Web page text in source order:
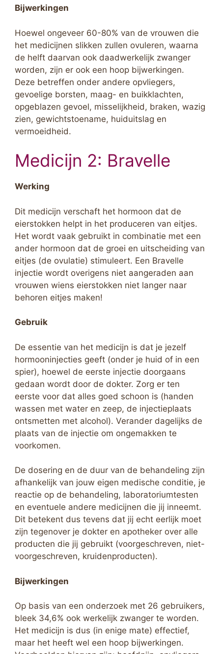
Bijwerkingen
Hoewel ongeveer 60-80% van de vrouwen die
het medicijnen slikken zullen ovuleren, waarna
de helft daarvan ook daadwerkelijk zwanger
worden, zijn er ook een hoop bijwerkingen.
Deze betreffen onder andere opvliegers,
gevoelige borsten, maag- en buikklachten,
opgeblazen gevoel, misselijkheid, braken, wazig
zien, gewichtstoename, huiduitslag en
vermoeidheid.
Medicijn 2: Bravelle
Werking
Dit medicijn verschaft het hormoon dat de
eierstokken helpt in het produceren van eitjes.
Het wordt vaak gebruikt in combinatie met een
ander hormoon dat de groei en uitscheiding van
eitjes (de ovulatie) stimuleert. Een Bravelle
injectie wordt overigens niet aangeraden aan
vrouwen wiens eierstokken niet langer naar
behoren eitjes maken!
Gebruik
De essentie van het medicijn is dat je jezelf
hormooninjecties geeft (onder je huid of in een
spier), hoewel de eerste injectie doorgaans
gedaan wordt door de dokter. Zorg er ten
eerste voor dat alles goed schoon is (handen
wassen met water en zeep, de injectieplaats
ontsmetten met alcohol). Verander dagelijks de
plaats van de injectie om ongemakken te
voorkomen.
De dosering en de duur van de behandeling zijn
afhankelijk van jouw eigen medische conditie, je
reactie op de behandeling, laboratoriumtesten
en eventuele andere medicijnen die jij inneemt.
Dit betekent dus tevens dat jij echt eerlijk moet
zijn tegenover je dokter en apotheker over alle
producten die jij gebruikt (voorgeschreven, niet-
voorgeschreven, kruidenproducten).
Bijwerkingen
Op basis van een onderzoek met 26 gebruikers,
bleek 34,6% ook werkelijk zwanger te worden.
Het medicijn is dus (in enige mate) effectief,
maar het heeft wel een hoop bijwerkingen.